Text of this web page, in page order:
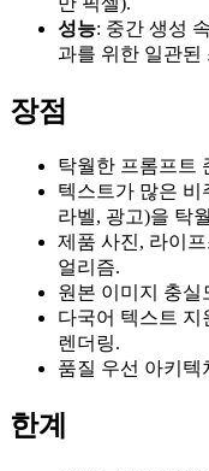
성능: 중간 생성
과를 위한 일관된
장점
탁월한 프롬프트
텍스트가 많은 비
라벨, 광고)을 탁
제품 사진, 라이
얼리즘.
원본 이미지 충실
다국어 텍스트 지
렌더링.
품질 우선 아키텍
한계